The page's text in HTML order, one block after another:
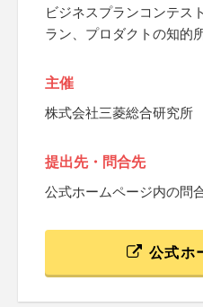
ビジネスプランコンテス
ラン、プロダクトの知的
主催
株式会社三菱総合研究所
提出先・問合先
公式ホームページ内の問
公式ホ